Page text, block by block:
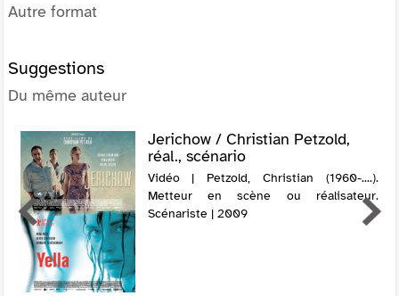
Autre format
Suggestions
Du même auteur
Jerichow / Christian Petzold,
réal., scénario
Vidéo | Petzold, Christian (1960-....).
Metteur en scène ou réalisateur.
Scénariste | 2009